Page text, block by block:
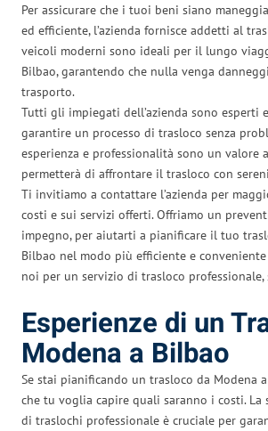
Per assicurare che i tuoi beni siano
ed efficiente, l’azienda fornisce addetti al
veicoli moderni sono ideali per il lungo
Bilbao, garantendo che nulla venga
trasporto.
Tutti gli impiegati dell’azienda sono esperti
garantire un processo di trasloco senza
esperienza e professionalità sono un valore
permetterà di affrontare il trasloco con
Ti invitiamo a contattare l’azienda per
costi e sui servizi offerti. Offriamo un
impegno, per aiutarti a pianificare il tuo
Bilbao nel modo più efficiente e
noi per un servizio di trasloco
Esperienze di un
Modena a Bilbao
Se stai pianificando un trasloco da Modena
che tu voglia capire quali saranno i costi. La
di traslochi professionale è cruciale per